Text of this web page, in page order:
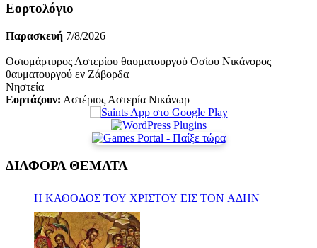
Εορτολόγιο
Παρασκευή 7/8/2026
Οσιομάρτυρος Αστερίου θαυματουργού Οσίου Νικάνορος
θαυματουργού εν Ζάβορδα
Νηστεία
Εορτάζουν: Αστέριος Αστερία Νικάνωρ
ΔΙΑΦΟΡΑ ΘΕΜΑΤΑ
Η ΚΑΘΟΔΟΣ ΤΟΥ ΧΡΙΣΤΟΥ ΕΙΣ ΤΟΝ ΑΔΗΝ